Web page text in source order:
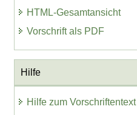
HTML-Gesamtansicht
Vorschrift als PDF
Hilfe
Hilfe zum Vorschriftentext